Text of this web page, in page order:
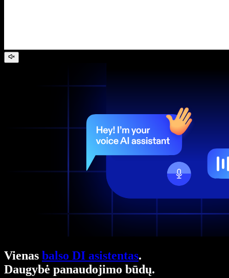
Vienas balso DI asistentas.
Daugybė panaudojimo būdų.